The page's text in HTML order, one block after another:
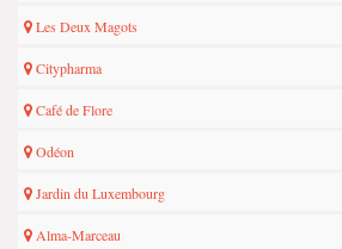
Les Deux Magots
Citypharma
Café de Flore
Odéon
Jardin du Luxembourg
Alma-Marceau